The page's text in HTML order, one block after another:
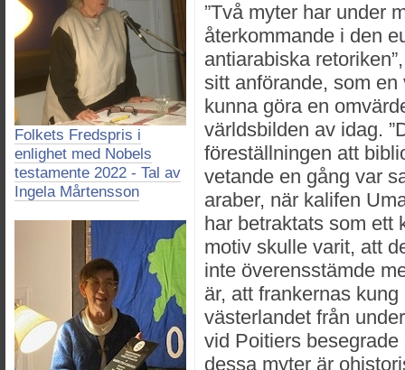
Folkets Fredspris i
enlighet med Nobels
testamente 2022 - Tal av
Ingela Mårtensson
”Två myter har under
återkommande i den
antiarabiska
sitt anförande, som
kunna göra en
världsbilden av idag.
föreställningen att
vetande en gång var
araber, när kalifen
har betraktats som ett
motiv skulle varit, att
inte överensstämde
är, att frankernas
västerlandet från
vid Poitiers
dessa myter är